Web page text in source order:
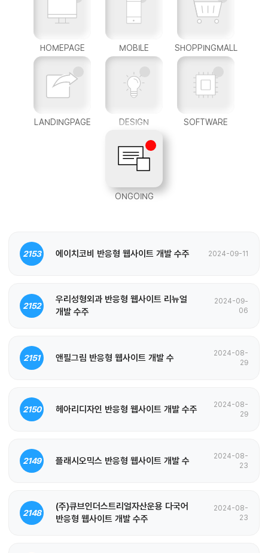
HOMEPAGE MOBILE SHOPPINGMALL
LANDINGPAGE DESIGN SOFTWARE
ONGOING
2153 에이치코비 반응형 웹사이트 개발 수주 2024-09-11
2152
우리성형외과 반응형 웹사이트 리뉴얼
개발 수주
2024-09-
06
2151 앤필그림 반응형 웹사이트 개발 수
2024-08-
29
2150 헤아리디자인 반응형 웹사이트 개발 수주
2024-08-
29
2149 플래시오믹스 반응형 웹사이트 개발 수
2024-08-
23
2148
(주)큐브인더스트리얼자산운용 다국어
반응형 웹사이트 개발 수주
2024-08-
23